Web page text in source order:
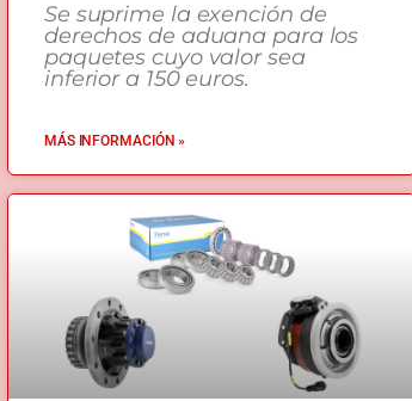
Se suprime la exención de
derechos de aduana para los
paquetes cuyo valor sea
inferior a 150 euros.
MÁS INFORMACIÓN »